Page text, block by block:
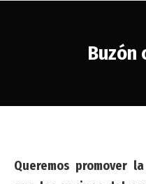
Buzón
Queremos promover